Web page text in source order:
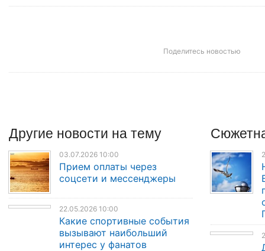
Поделитесь новостью
Другие новости на тему
03.07.2026 10:00
Прием оплаты через
соцсети и мессенджеры
22.05.2026 10:00
Какие спортивные события
вызывают наибольший
интерес у фанатов